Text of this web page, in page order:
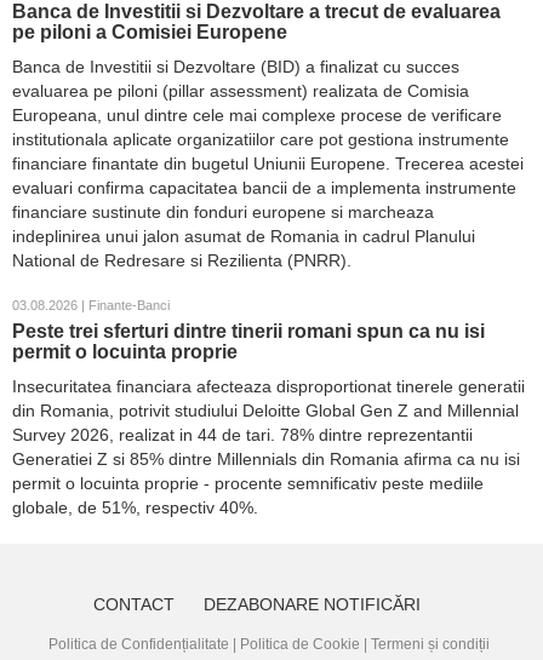
Banca de Investitii si Dezvoltare a trecut de evaluarea
pe piloni a Comisiei Europene
Banca de Investitii si Dezvoltare (BID) a finalizat cu succes
evaluarea pe piloni (pillar assessment) realizata de Comisia
Europeana, unul dintre cele mai complexe procese de verificare
institutionala aplicate organizatiilor care pot gestiona instrumente
financiare finantate din bugetul Uniunii Europene. Trecerea acestei
evaluari confirma capacitatea bancii de a implementa instrumente
financiare sustinute din fonduri europene si marcheaza
indeplinirea unui jalon asumat de Romania in cadrul Planului
National de Redresare si Rezilienta (PNRR).
03.08.2026 | Finante-Banci
Peste trei sferturi dintre tinerii romani spun ca nu isi
permit o locuinta proprie
Insecuritatea financiara afecteaza disproportionat tinerele generatii
din Romania, potrivit studiului Deloitte Global Gen Z and Millennial
Survey 2026, realizat in 44 de tari. 78% dintre reprezentantii
Generatiei Z si 85% dintre Millennials din Romania afirma ca nu isi
permit o locuinta proprie - procente semnificativ peste mediile
globale, de 51%, respectiv 40%.
CONTACT DEZABONARE NOTIFICĂRI
Politica de Confidențialitate Politica de Cookie Termeni și condiții